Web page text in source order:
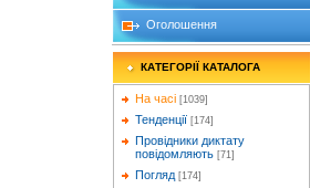
Оголошення
КАТЕГОРІЇ КАТАЛОГА
На часі [1039]
Тенденції [174]
Провідники диктату
повідомляють [71]
Погляд [174]